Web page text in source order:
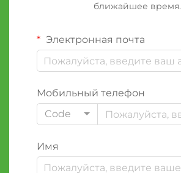
ближайшее время.
Электронная почта
Мобильный телефон
Code
Имя